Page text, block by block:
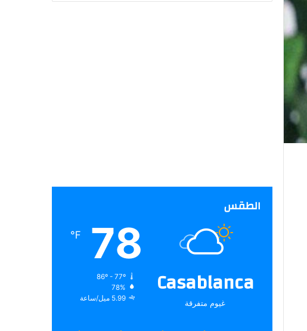
الطقس
Casablanca
غيوم متفرقة
78
℉
86º - 77º
78%
5.99 ميل/ساعة